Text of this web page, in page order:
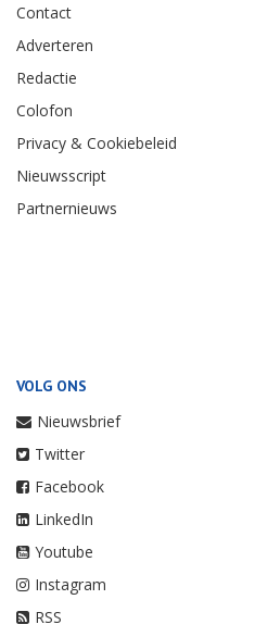
Contact
Adverteren
Redactie
Colofon
Privacy & Cookiebeleid
Nieuwsscript
Partnernieuws
VOLG ONS
Nieuwsbrief
Twitter
Facebook
LinkedIn
Youtube
Instagram
RSS